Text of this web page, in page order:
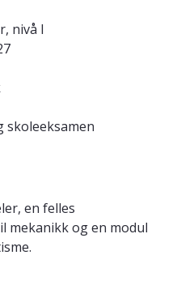
nivå I
skoleeksamen
en felles
mekanikk og en modul